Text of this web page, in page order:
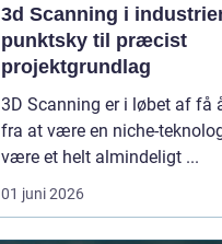
3d Scanning i
punktsky til præcist
projektgrundlag
3D Scanning er i løbet af få
fra at være en niche-
være et helt almindeligt ...
01 juni 2026